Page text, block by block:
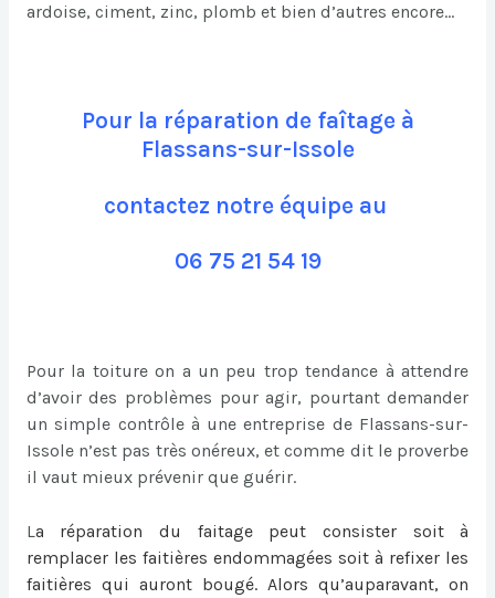
ardoise, ciment, zinc, plomb et bien d’autres encore…
Pour la réparation de faîtage à
Flassans-sur-Issole
contactez notre équipe au
06 75 21 54 19
Pour la toiture on a un peu trop tendance à attendre
d’avoir des problèmes pour agir, pourtant demander
un simple contrôle à une entreprise de Flassans-sur-
Issole n’est pas très onéreux, et comme dit le proverbe
il vaut mieux prévenir que guérir.
L a réparation du faitage peut consister soit à
remplacer les faitières endommagées soit à refixer les
faitières qui auront bougé. Alors qu’auparavant, on